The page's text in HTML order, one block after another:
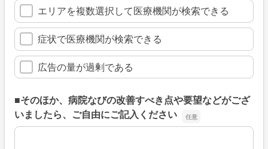
エリアを複数選択して医療機関が検索できる
症状で医療機関が検索できる
広告の量が過剰である
■そのほか、病院なびの改善すべき点や要望などがござ
いましたら、ご自由にご記入ください
■そのほか、病院なびの改善すべき点や要望などがござい